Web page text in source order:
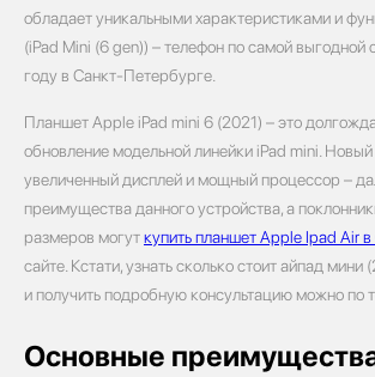
обладает уникальными характеристиками и
(iPad Mini (6 gen)) – телефон по самой выгодной
году в Санкт-Петербурге.
Планшет Apple iPad mini 6 (2021) – это
обновление модельной линейки iPad mini. Новый
увеличенный дисплей и мощный процессор –
преимущества данного устройства, а
размеров могуткупить планшет Apple Ipad Air
сайте. Кстати, узнать сколько стоит айпад мини
и получить подробную консультацию можно по
Основные